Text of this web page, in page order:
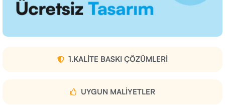
1.KALITE BASKI ÇÖZÜMLERI
UYGUN MALIYETLER